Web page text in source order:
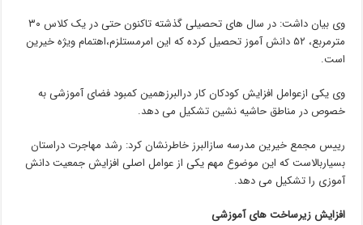
وی بیان داشت: در سال های تحصیلی گذشته تاکنون حتی در یک کلاس ۳۰
مترمربع، ۵۲ دانش آموز تحصیل کرده که این امرمستلزم،اهتمام ویژه خیرین
است.
وی یکی ازعوامل افزایش کودکان کار درالبرزهمین کمبود فضای آموزشی به
خصوص در مناطق حاشیه نشین تشکیل می دهد.
رییس مجمع خیرین مدرسه سازالبرز خاطرنشان کرد: رشد مهاجرت دراستان
بسیاربالاست که این موضوع مهم یکی از عوامل اصلی افزایش جمعیت دانش
آموزی را تشکیل می دهد.
افزایش زیرساخت های آموزشی